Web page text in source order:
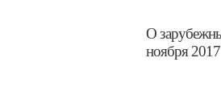
О
ноября 2017